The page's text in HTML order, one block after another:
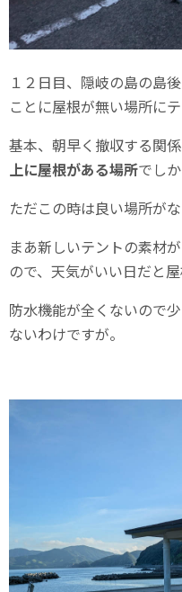
１２日目、隠岐の島の島
ことに屋根が無い場所に
基本、朝早く撤収する関
上に屋根がある場所でし
ただこの時は良い場所が
まあ新しいテントの素材
ので、天気がいい日だと
防水機能が全くないので
ないわけですが。